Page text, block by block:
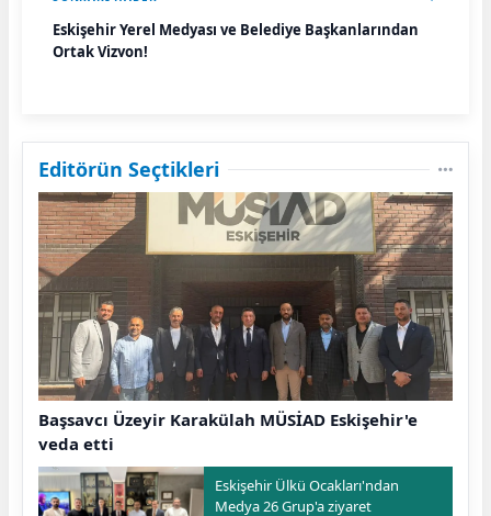
Eskişehir Yerel Medyası ve Belediye Başkanlarından
Ortak Vizyon!
Editörün Seçtikleri
Başsavcı Üzeyir Karakülah MÜSİAD Eskişehir'e
veda etti
Eskişehir Ülkü Ocakları'ndan
Medya 26 Grup'a ziyaret